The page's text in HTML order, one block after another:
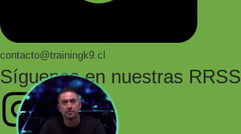
contacto@trainingk9.cl
Síguenos en nuestras RRSS